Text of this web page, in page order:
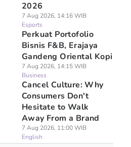
2026
7 Aug 2026, 14:16 WIB
Esports
Perkuat Portofolio
Bisnis F&B, Erajaya
Gandeng Oriental Kopi
7 Aug 2026, 14:15 WIB
Business
Cancel Culture: Why
Consumers Don't
Hesitate to Walk
Away From a Brand
7 Aug 2026, 11:00 WIB
English